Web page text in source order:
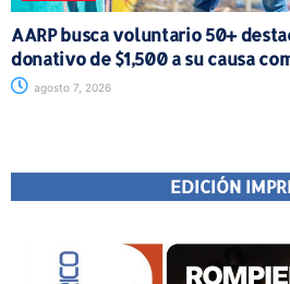
AARP busca voluntario 50+
donativo de $1,500 a su causa
agosto 7, 2026
EDICIÓN